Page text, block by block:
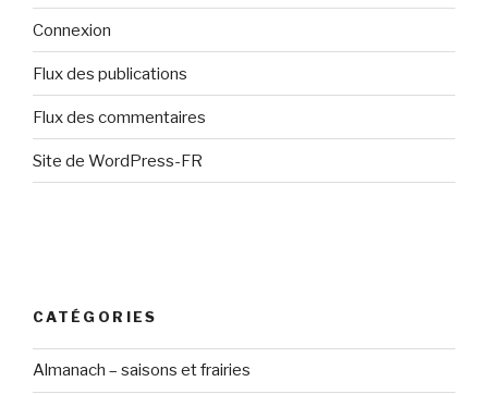
Connexion
Flux des publications
Flux des commentaires
Site de WordPress-FR
CATÉGORIES
Almanach – saisons et frairies